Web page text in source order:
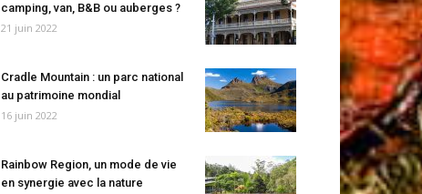
camping, van, B&B ou auberges ?
21 juin 2022
Cradle Mountain : un parc national
au patrimoine mondial
16 juin 2022
Rainbow Region, un mode de vie
en synergie avec la nature